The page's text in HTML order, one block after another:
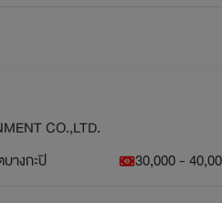
CO.,LTD.
างกะปิ 30,000 -